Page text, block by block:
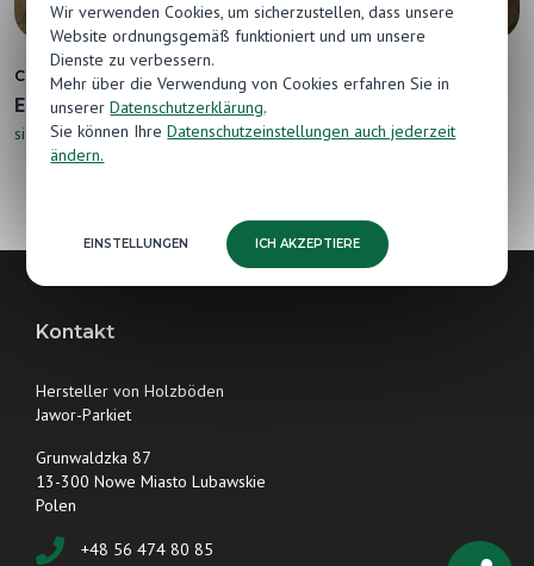
COLOR INSPIRATION
Eiche Color Como
siehe
COLOR INSPIRATION
siehe
Kontakt
Hersteller von Holzböden
Jawor-Parkiet
Grunwaldzka 87
13-300 Nowe Miasto Lubawskie
Polen
+48 56 474 80 85
Wir verwenden Cookies, um sicherzustellen, dass unsere
Website ordnungsgemäß funktioniert und um unsere
Dienste zu verbessern.
Mehr über die Verwendung von Cookies erfahren Sie in
unsererDatenschutzerklärung.
Sie können IhreDatenschutzeinstellungen auch jederzeit
ändern.
EINSTELLUNGEN ICH AKZEPTIERE